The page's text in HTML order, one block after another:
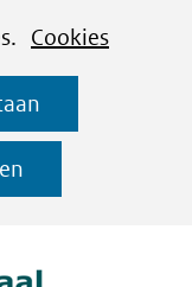
Cookies